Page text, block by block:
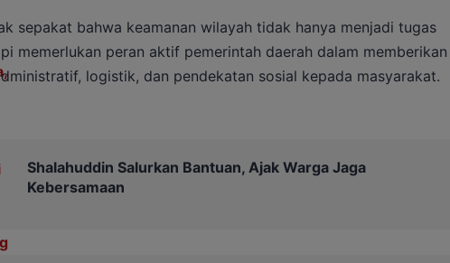
sepakat bahwa keamanan wilayah tidak hanya menjadi tugas
memerlukan peran aktif pemerintah daerah dalam memberikan
logistik, dan pendekatan sosial kepada masyarakat.
Shalahuddin Salurkan Bantuan, Ajak Warga Jaga
Kebersamaan